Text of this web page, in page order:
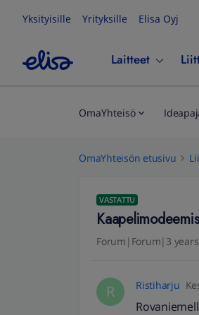
Yksityisille Yrityksille Elisa Oyj
Laitteet
OmaYhteisö
OmaYhteisön etusivu
VASTATTU
Forum|Forum|3
R Ristiharju